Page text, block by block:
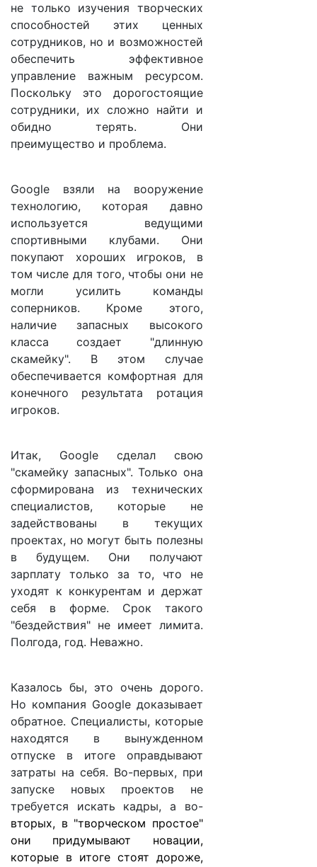
не только изучения творческих
способностей этих ценных
сотрудников, но и возможностей
обеспечить эффективное
управление важным ресурсом.
Поскольку это дорогостоящие
сотрудники, их сложно найти и
обидно терять. Они
преимущество и проблема.
Google взяли на вооружение
технологию, которая давно
используется ведущими
спортивными клубами. Они
покупают хороших игроков, в
том числе для того, чтобы они не
могли усилить команды
соперников. Кроме этого,
наличие запасных высокого
класса создает "длинную
скамейку". В этом случае
обеспечивается комфортная для
конечного результата ротация
игроков.
Итак, Google сделал свою
"скамейку запасных". Только она
сформирована из технических
специалистов, которые не
задействованы в текущих
проектах, но могут быть полезны
в будущем. Они получают
зарплату только за то, что не
уходят к конкурентам и держат
себя в форме. Срок такого
"бездействия" не имеет лимита.
Полгода, год. Неважно.
Казалось бы, это очень дорого.
Но компания Google доказывает
обратное. Специалисты, которые
находятся в вынужденном
отпуске в итоге оправдывают
затраты на себя. Во-первых, при
запуске новых проектов не
требуется искать кадры, а во-
вторых, в "творческом простое"
они придумывают новации,
которые в итоге стоят дороже,